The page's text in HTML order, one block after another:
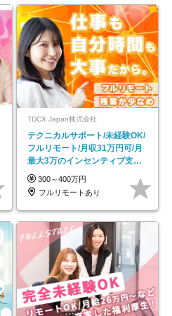
TDCX Japan株式会社
テクニカルサポート/未経験OK/
フルリモート/月収31万円可/月
最大3万のインセンティブ支給/
平均年齢33歳
300～400万円
フルリモートあり